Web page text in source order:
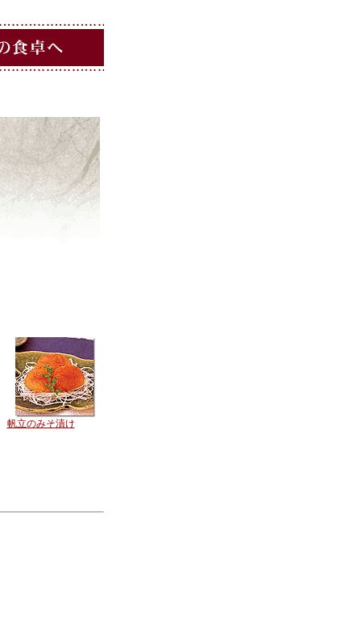
帆立のみそ漬け